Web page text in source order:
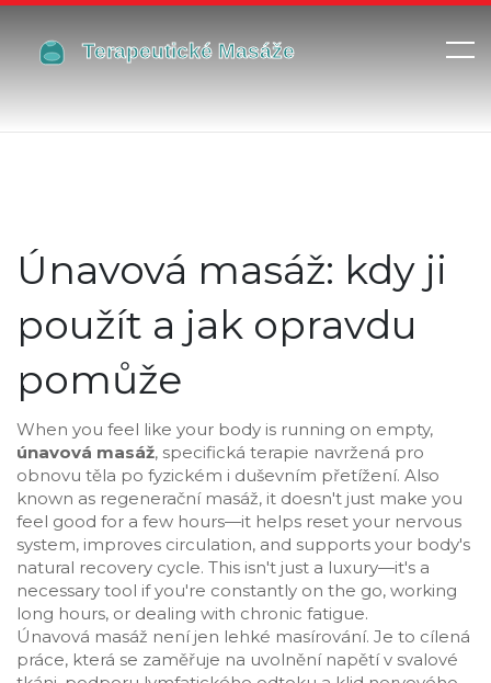
Únavová masáž: kdy ji
použít a jak opravdu
pomůže
When you feel like your body is running on empty,
únavová masáž, specifická terapie navržená pro
obnovu těla po fyzickém i duševním přetížení. Also
known as regenerační masáž, it doesn't just make you
feel good for a few hours—it helps reset your nervous
system, improves circulation, and supports your body's
natural recovery cycle. This isn't just a luxury—it's a
necessary tool if you're constantly on the go, working
long hours, or dealing with chronic fatigue.
Únavová masáž není jen lehké masírování. Je to cílená
práce, která se zaměřuje na uvolnění napětí v svalové